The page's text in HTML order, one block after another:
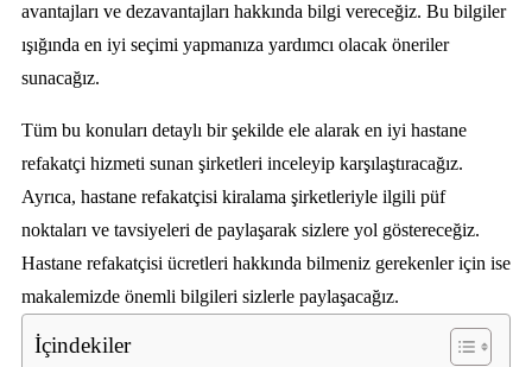
avantajları ve dezavantajları hakkında bilgi vereceğiz. Bu bilgiler
ışığında en iyi seçimi yapmanıza yardımcı olacak öneriler
sunacağız.
Tüm bu konuları detaylı bir şekilde ele alarak en iyi hastane
refakatçi hizmeti sunan şirketleri inceleyip karşılaştıracağız.
Ayrıca, hastane refakatçisi kiralama şirketleriyle ilgili püf
noktaları ve tavsiyeleri de paylaşarak sizlere yol göstereceğiz.
Hastane refakatçisi ücretleri hakkında bilmeniz gerekenler için ise
makalemizde önemli bilgileri sizlerle paylaşacağız.
İçindekiler